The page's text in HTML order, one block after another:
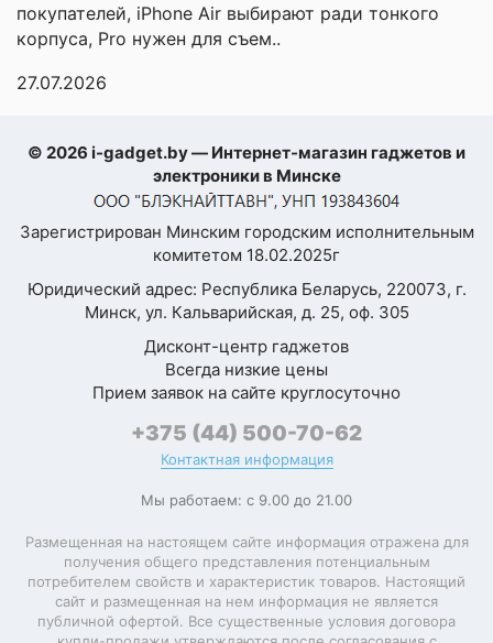
Встроенный
музыкальный
Умный будильник
Уведомления
SMS, email,
календарь,
социальные
сети,
входящий
звонок,
данные о
тренировке,
будильник
Голосовой
Дистанционное
управление
камерой
смартфона,
плеером
смартфона
Оплата часами
Apple Pay
Оставить
отзыв
Ваша
оценка
имя
—
Комментарий
Я согласен с
Политикой
покупателей, iPhone Air выбирают ради тонкого
корпуса, Pro нужен для съем..
27.07.2026
© 2026 i-gadget.by — Интернет-магазин гаджетов и
электроники в Минске
Зарегистрирован Минским городским исполнительным
комитетом 18.02.2025г
Юридический адрес: Республика Беларусь, 220073, г.
Минск, ул. Кальварийская, д. 25, оф. 305
Дисконт-центр гаджетов
Всегда низкие цены
Прием заявок на сайте круглосуточно
+375 (44) 500-70-62
Контактная информация
Мы работаем: с 9.00 до 21.00
Размещенная на настоящем сайте информация отражена для
получения общего представления потенциальным
потребителем свойств и характеристик товаров. Настоящий
сайт и размещенная на нем информация не является
публичной офертой. Все существенные условия договора